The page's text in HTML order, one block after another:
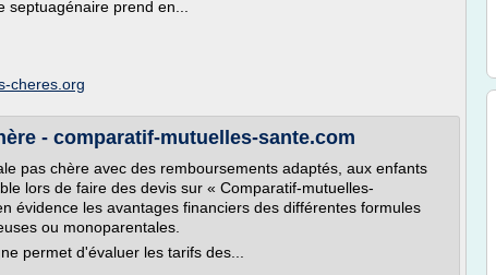
prend en...
cheres.org
- comparatif-mutuelles-sante.com
pas chère avec des remboursements adaptés, aux enfants
lors de faire des devis sur « Comparatif-mutuelles-
évidence les avantages financiers des différentes formules
ou monoparentales.
permet d'évaluer les tarifs des...